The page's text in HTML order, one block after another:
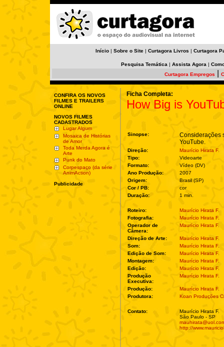
Início | Sobre o Site | Curtagora Livros | Curtagora
Pesquisa Temática | Assista Agora |
Curtagora Empregos
CONFIRA OS NOVOS
FILMES E TRAILERS
ONLINE
NOVOS FILMES
CADASTRADOS
Lugar Algum
Mosaica de Histórias
de Amor
Toda Merda Agora é
Arte
Punk do Mato
Corpespaço (da série
AnimAction)
Publicidade
Ficha Completa:
How Big is
Sinopse:
Considerações
YouTube.
Direção:
Maurício Hirata F.
Tipo:
Videoarte
Formato:
Vídeo (DV)
Ano Produção:
2007
Origem:
Brasil (SP)
Cor / PB:
cor
Duração:
1 min.
Roteiro:
Maurício Hirata F.
Fotografia:
Maurício Hirata F.
Operador de
Câmera:
Maurício Hirata F.
Direção de Arte:
Maurício Hirata F.
Som:
Maurício Hirata F.
Edição de Som:
Maurício Hirata F.
Montagem:
Maurício Hirata F.
Edição:
Maurício Hirata F.
Produção
Executiva:
Maurício Hirata F.
Produção:
Maurício Hirata F.
Produtora:
Koan Produções
Contato:
Maurício Hirata F.
São Paulo - SP
http://